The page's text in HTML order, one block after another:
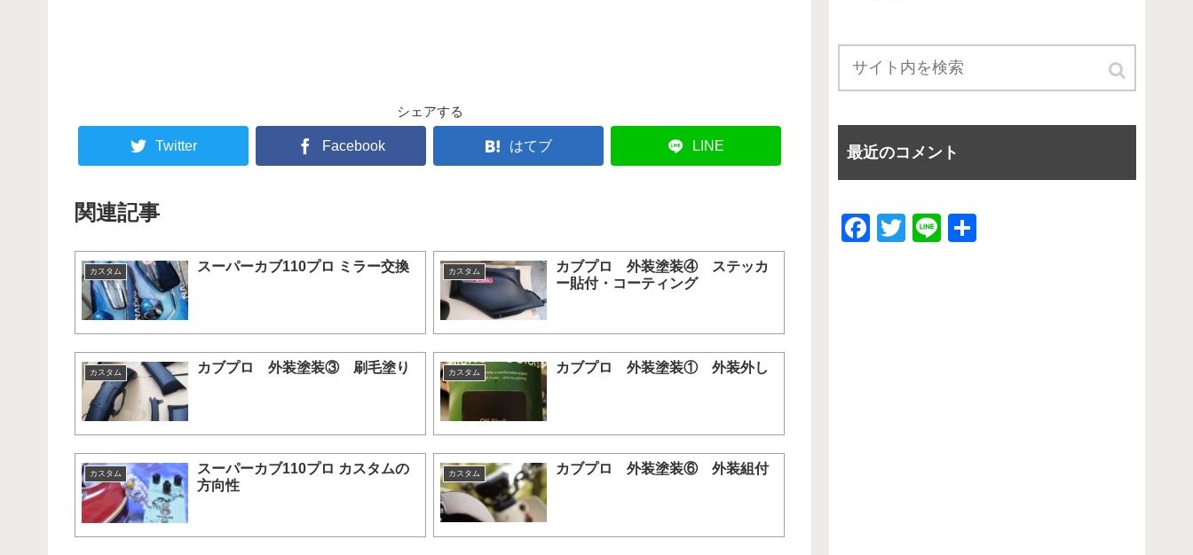
シェアする
Twitter Facebook はてブ LINE
関連記事
カスタム スーパーカブ110プロ ミラー交換 カスタム
カブプロ 外装塗装④ ステッカ
ー貼付・コーティング
カスタム カブプロ 外装塗装③ 刷毛塗り カスタム カブプロ 外装塗装① 外装外し
カスタム
スーパーカブ110プロ カスタムの
方向性
カスタム カブプロ 外装塗装⑥ 外装組付
最近のコメント
F
T
Li